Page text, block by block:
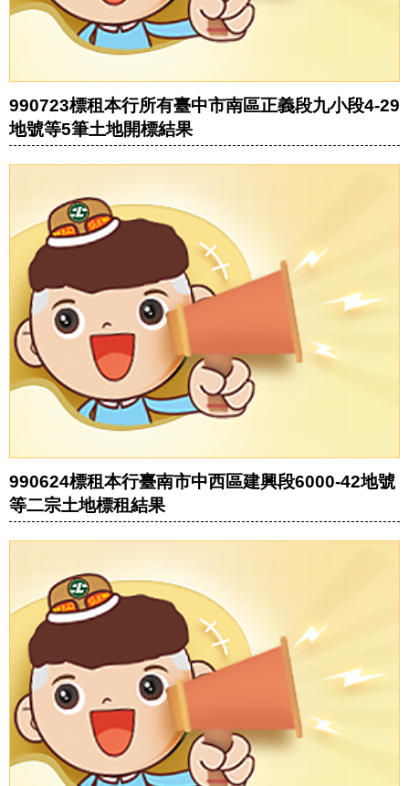
990723標租本行所有臺中市南區正義段九小段4-29
地號等5筆土地開標結果
990624標租本行臺南市中西區建興段6000-42地號
等二宗土地標租結果